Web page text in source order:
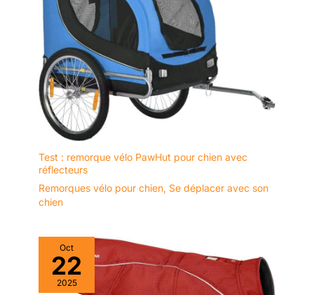
Test : remorque vélo PawHut pour chien avec
réflecteurs
Remorques vélo pour chien, Se déplacer avec son
chien
Oct
22
2025